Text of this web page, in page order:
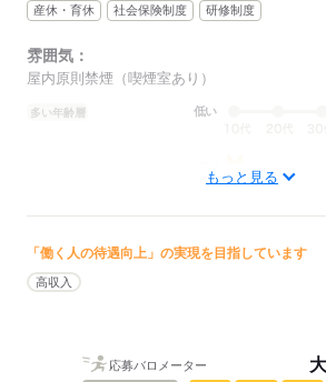
産休・育休
社会保険制度 研修制度
雰囲気：
屋内原則禁煙（喫煙室あり）
多い年齢層 低い
職場の様子
もっと見る
「働く人の待遇向上」の実現を目指しています
高収入
応募バロメーター